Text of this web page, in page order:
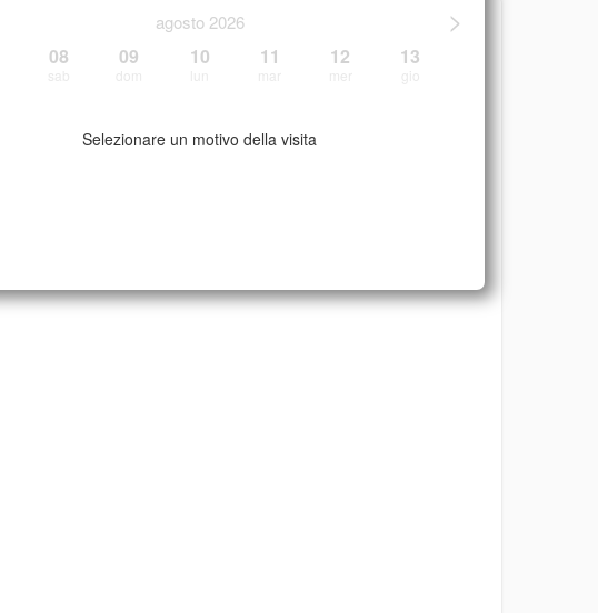
>
agosto 2026
08 09 10 11 12 13
Selezionare un motivo della visita